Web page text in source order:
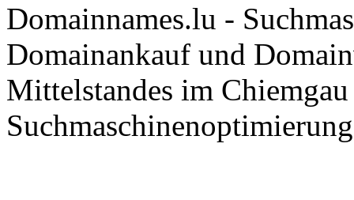
Domainnames.lu -
Domainankauf und
Mittelstandes im
Suchmaschinenoptimierung